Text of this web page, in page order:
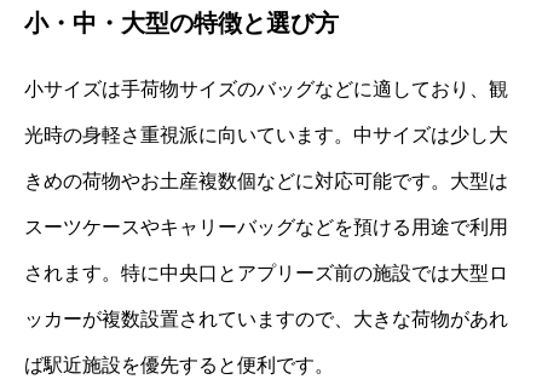
小・中・大型の特徴と選び方
小サイズは手荷物サイズのバッグなどに適しており、観
光時の身軽さ重視派に向いています。中サイズは少し大
きめの荷物やお土産複数個などに対応可能です。大型は
スーツケースやキャリーバッグなどを預ける用途で利用
されます。特に中央口とアプリーズ前の施設では大型ロ
ッカーが複数設置されていますので、大きな荷物があれ
ば駅近施設を優先すると便利です。